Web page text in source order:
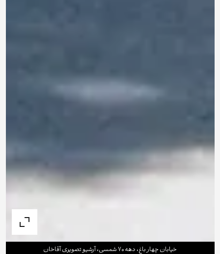
خیابان چهار باغ، دهه ۷۰ شمسى، آرشیو تصویری آقاخان